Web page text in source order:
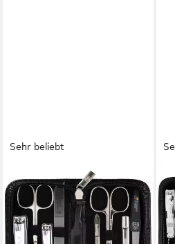
Sehr beliebt
Maniküre-Etui Nagelpflege,
Maniküre Set "Roma" mit Etui,
8 tlg., hochwertiges Nagelset,
Made in Germany
3